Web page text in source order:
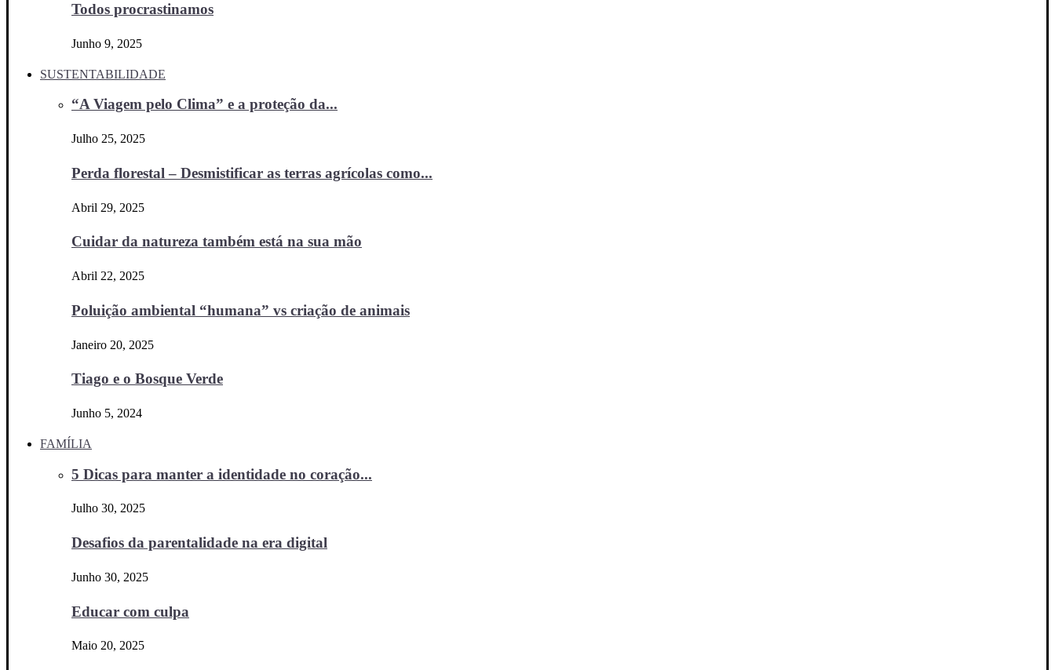
Todos procrastinamos
Junho 9, 2025
SUSTENTABILIDADE
“A Viagem pelo Clima” e a proteção da...
Julho 25, 2025
Perda florestal – Desmistificar as terras agrícolas como...
Abril 29, 2025
Cuidar da natureza também está na sua mão
Abril 22, 2025
Poluição ambiental “humana” vs criação de animais
Janeiro 20, 2025
Tiago e o Bosque Verde
Junho 5, 2024
FAMÍLIA
5 Dicas para manter a identidade no coração...
Julho 30, 2025
Desafios da parentalidade na era digital
Junho 30, 2025
Educar com culpa
Maio 20, 2025